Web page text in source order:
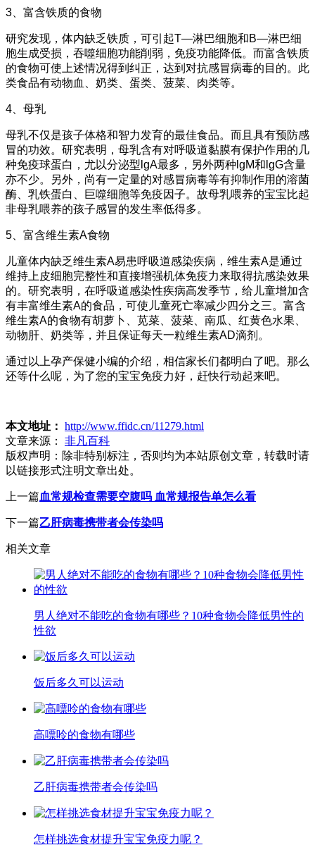
3、富含铁质的食物
研究发现，体内缺乏铁质，可引起T—淋巴细胞和B—淋巴细
胞生成受损，吞噬细胞功能削弱，免疫功能降低。而富含铁质
的食物可使上述情况得到纠正，达到对抗感冒病毒的目的。此
类食品有动物血、奶类、蛋类、菠菜、肉类等。
4、母乳
母乳不仅是孩子体格和智力发育的最佳食品。而且具有预防感
冒的功效。研究表明，母乳含有对呼吸道黏膜有保护作用的几
种免疫球蛋白，尤以分泌型lgA最多，另外两种lgM和lgG含量
亦不少。另外，尚有一定量的对感冒病毒等有抑制作用的溶菌
酶、乳铁蛋白、巨噬细胞等免疫因子。故母乳喂养的宝宝比起
非母乳喂养的孩子感冒的发生率低得多。
5、富含维生素A食物
儿童体内缺乏维生素A易患呼吸道感染疾病，维生素A是通过
维持上皮细胞完整性和直接增强机体免疫力来取得抗感染效果
的。研究表明，在呼吸道感染性疾病高发季节，给儿童增加含
有丰富维生素A的食品，可使儿童死亡率减少四分之三。富含
维生素A的食物有胡萝卜、苋菜、菠菜、南瓜、红黄色水果、
动物肝、奶类等，并且保证每天一粒维生素AD滴剂。
通过以上孕产保健小编的介绍，相信家长们都明白了吧。那么
还等什么呢，为了您的宝宝免疫力好，赶快行动起来吧。
本文地址： http://www.ffidc.cn/11279.html
文章来源：
非凡百科
版权声明： 除非特别标注，否则均为本站原创文章，转载时请
以链接形式注明文章出处。
上一篇血常规检查需要空腹吗 血常规报告单怎么看
下一篇乙肝病毒携带者会传染吗
相关文章
男人绝对不能吃的食物有哪些？10种食物会降低男性的
性欲
饭后多久可以运动
高嘌呤的食物有哪些
乙肝病毒携带者会传染吗
怎样挑选食材提升宝宝免疫力呢？